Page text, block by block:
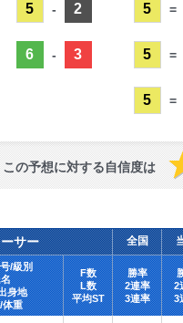
5 - 2
6 - 3
5 =
5 =
5 =
この予想に対する自信度は
サー 全国
/級別
身地
体重
F数
L数
平均ST
勝率
2連率
3連率
2
3